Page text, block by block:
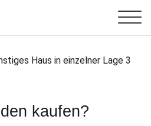
Haus in einzelner Lage 3
kaufen?